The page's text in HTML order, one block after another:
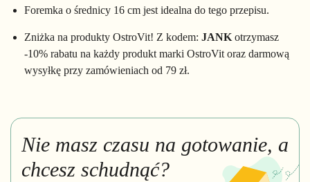
Nie masz czasu na gotowanie, a
chcesz schudnąć?
Foremka o średnicy 16 cm jest idealna do tego przepisu.
Zniżka na produkty OstroVit! Z kodem: JANK otrzymasz
-10% rabatu na każdy produkt marki OstroVit oraz darmową
wysyłkę przy zamówieniach od 79 zł.